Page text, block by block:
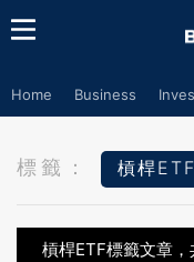
Home Business
標籤： 槓桿ETF
槓桿ETF標籤文章